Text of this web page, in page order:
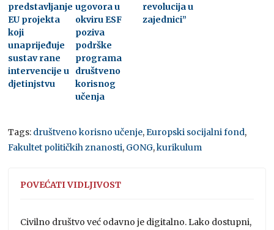
predstavljanje
EU projekta
koji
unaprijeđuje
sustav rane
intervencije u
djetinjstvu
ugovora u
okviru ESF
poziva
podrške
programa
društveno
korisnog
učenja
revolucija u
zajednici”
Tags: društveno korisno učenje,Europski socijalni fond,
Fakultet političkih znanosti, GONG,kurikulum
POVEĆATI VIDLJIVOST
Civilno društvo već odavno je digitalno. Lako dostupni,